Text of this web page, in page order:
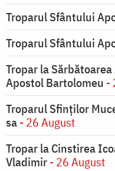
Troparul Sfântului
Troparul Sfântului
Tropar la
Apostol Bartolomeu -
Troparul Sfinţilor
sa- 26 August
Tropar la Cinstirea
Vladimir- 26 August